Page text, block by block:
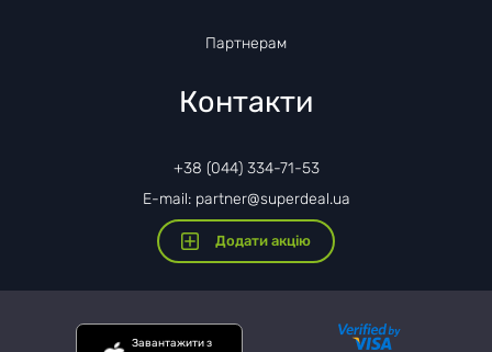
Партнерам
Контакти
+38 (044) 334-71-53
E-mail: partner@superdeal.ua
Додати акцію
Завантажити з